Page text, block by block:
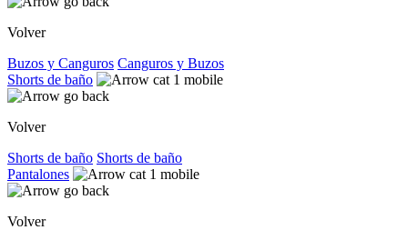
Volver
Buzos y Canguros Canguros y Buzos
Shorts de baño
Volver
Shorts de baño Shorts de baño
Pantalones
Volver